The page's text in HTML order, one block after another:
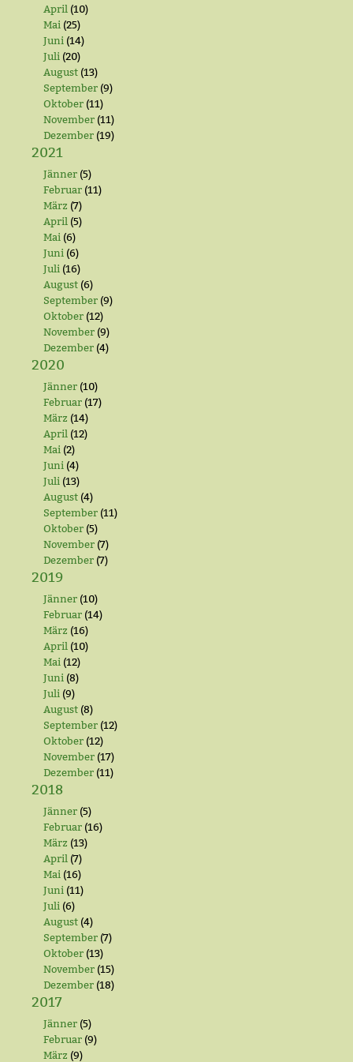
April (10)
Mai (25)
Juni (14)
Juli (20)
August (13)
September (9)
Oktober (11)
November (11)
Dezember (19)
2021
Jänner (5)
Februar (11)
März (7)
April (5)
Mai (6)
Juni (6)
Juli (16)
August (6)
September (9)
Oktober (12)
November (9)
Dezember (4)
2020
Jänner (10)
Februar (17)
März (14)
April (12)
Mai (2)
Juni (4)
Juli (13)
August (4)
September (11)
Oktober (5)
November (7)
Dezember (7)
2019
Jänner (10)
Februar (14)
März (16)
April (10)
Mai (12)
Juni (8)
Juli (9)
August (8)
September (12)
Oktober (12)
November (17)
Dezember (11)
2018
Jänner (5)
Februar (16)
März (13)
April (7)
Mai (16)
Juni (11)
Juli (6)
August (4)
September (7)
Oktober (13)
November (15)
Dezember (18)
2017
Jänner (5)
Februar (9)
März (9)